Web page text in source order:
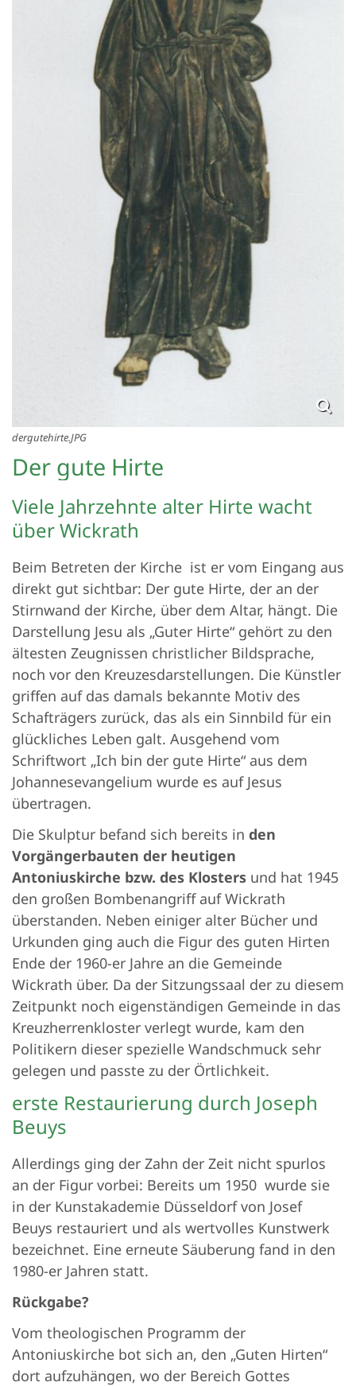
dergutehirte.JPG
Der gute Hirte
Viele Jahrzehnte alter Hirte wacht
über Wickrath
Beim Betreten der Kirche ist er vom Eingang aus
direkt gut sichtbar: Der gute Hirte, der an der
Stirnwand der Kirche, über dem Altar, hängt. Die
Darstellung Jesu als „Guter Hirte“ gehört zu den
ältesten Zeugnissen christlicher Bildsprache,
noch vor den Kreuzesdarstellungen. Die Künstler
griffen auf das damals bekannte Motiv des
Schafträgers zurück, das als ein Sinnbild für ein
glückliches Leben galt. Ausgehend vom
Schriftwort „Ich bin der gute Hirte“ aus dem
Johannesevangelium wurde es auf Jesus
übertragen.
Die Skulptur befand sich bereits in den
Vorgängerbauten der heutigen
Antoniuskirche bzw. des Klosters und hat 1945
den großen Bombenangriff auf Wickrath
überstanden. Neben einiger alter Bücher und
Urkunden ging auch die Figur des guten Hirten
Ende der 1960-er Jahre an die Gemeinde
Wickrath über. Da der Sitzungssaal der zu diesem
Zeitpunkt noch eigenständigen Gemeinde in das
Kreuzherrenkloster verlegt wurde, kam den
Politikern dieser spezielle Wandschmuck sehr
gelegen und passte zu der Örtlichkeit.
erste Restaurierung durch Joseph
Beuys
Allerdings ging der Zahn der Zeit nicht spurlos
an der Figur vorbei: Bereits um 1950 wurde sie
in der Kunstakademie Düsseldorf von Josef
Beuys restauriert und als wertvolles Kunstwerk
bezeichnet. Eine erneute Säuberung fand in den
1980-er Jahren statt.
Rückgabe?
Vom theologischen Programm der
Antoniuskirche bot sich an, den „Guten Hirten“
dort aufzuhängen, wo der Bereich Gottes